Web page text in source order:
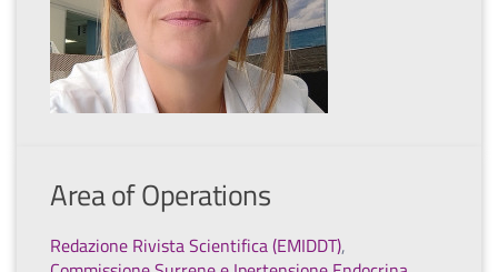
Area of Operations
Redazione Rivista Scientifica (EMIDDT),